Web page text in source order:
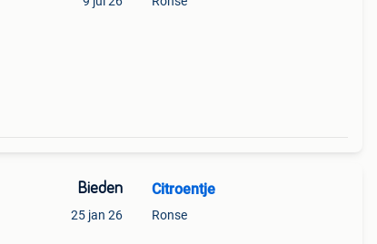
Bieden
25 jan 26
Citroentje
Ronse